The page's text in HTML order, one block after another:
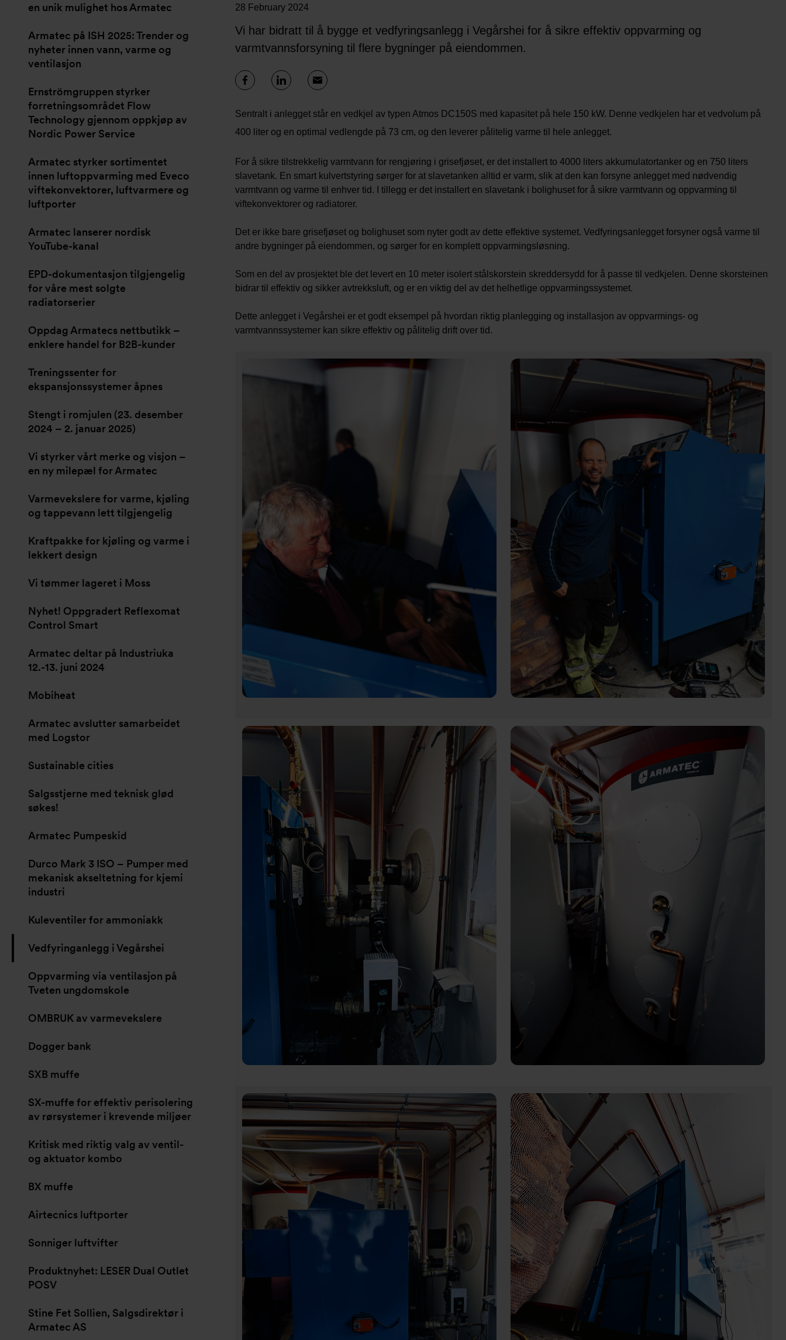
en unik mulighet hos Armatec
Armatec på ISH 2025: Trender og
nyheter innen vann, varme og
ventilasjon
Ernströmgruppen styrker
forretningsområdet Flow
Technology gjennom oppkjøp av
Nordic Power Service
Armatec styrker sortimentet
innen luftoppvarming med Eveco
viftekonvektorer, luftvarmere og
luftporter
Armatec lanserer nordisk
YouTube-kanal
EPD-dokumentasjon tilgjengelig
for våre mest solgte
radiatorserier
Oppdag Armatecs nettbutikk –
enklere handel for B2B-kunder
Treningssenter for
ekspansjonssystemer åpnes
Stengt i romjulen (23. desember
2024 – 2. januar 2025)
Vi styrker vårt merke og visjon –
en ny milepæl for Armatec
Varmevekslere for varme, kjøling
og tappevann lett tilgjengelig
Kraftpakke for kjøling og varme i
lekkert design
Vi tømmer lageret i Moss
Nyhet! Oppgradert Reflexomat
Control Smart
Armatec deltar på Industriuka
12.-13. juni 2024
Mobiheat
Armatec avslutter samarbeidet
med Logstor
Sustainable cities
Salgsstjerne med teknisk glød
søkes!
Armatec Pumpeskid
Durco Mark 3 ISO – Pumper med
mekanisk akseltetning for kjemi
industri
Kuleventiler for ammoniakk
Vedfyringanlegg i Vegårshei
Oppvarming via ventilasjon på
Tveten ungdomskole
OMBRUK av varmevekslere
Dogger bank
SXB muffe
SX-muffe for effektiv perisolering
av rørsystemer i krevende miljøer
Kritisk med riktig valg av ventil-
og aktuator kombo
BX muffe
Airtecnics luftporter
Sonniger luftvifter
Produktnyhet: LESER Dual Outlet
POSV
Stine Fet Sollien, Salgsdirektør i
Armatec AS
28 February 2024
Vi har bidratt til å bygge et vedfyringsanlegg i Vegårshei for å sikre effektiv oppvarming og
varmtvannsforsyning til flere bygninger på eiendommen.
Sentralt i anlegget står en vedkjel av typen Atmos DC150S med kapasitet på hele 150 kW. Denne vedkjelen har et vedvolum på
400 liter og en optimal vedlengde på 73 cm, og den leverer pålitelig varme til hele anlegget.
For å sikre tilstrekkelig varmtvann for rengjøring i grisefjøset, er det installert to 4000 liters akkumulatortanker og en 750 liters
slavetank. En smart kulvertstyring sørger for at slavetanken alltid er varm, slik at den kan forsyne anlegget med nødvendig
varmtvann og varme til enhver tid. I tillegg er det installert en slavetank i bolighuset for å sikre varmtvann og oppvarming til
viftekonvektorer og radiatorer.
Det er ikke bare grisefjøset og bolighuset som nyter godt av dette effektive systemet. Vedfyringsanlegget forsyner også varme til
andre bygninger på eiendommen, og sørger for en komplett oppvarmingsløsning.
Som en del av prosjektet ble det levert en 10 meter isolert stålskorstein skreddersydd for å passe til vedkjelen. Denne skorsteinen
bidrar til effektiv og sikker avtrekksluft, og er en viktig del av det helhetlige oppvarmingssystemet.
Dette anlegget i Vegårshei er et godt eksempel på hvordan riktig planlegging og installasjon av oppvarmings- og
varmtvannssystemer kan sikre effektiv og pålitelig drift over tid.